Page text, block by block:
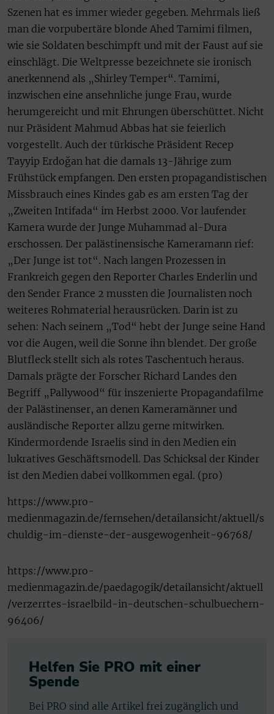
Szenen hat es immer wieder gegeben. Mehrmals ließ
man die vorpubertäre blonde Ahed Tamimi filmen,
wie sie Soldaten beschimpft und mit der Faust auf sie
einschlägt. Die Weltpresse bezeichnete sie ironisch
anerkennend als „Shirley Temper“. Tamimi,
inzwischen eine ansehnliche junge Frau, wurde
herumgereicht und mit Ehrungen überschüttet. Nicht
nur Präsident Mahmud Abbas hat sie feierlich
vorgestellt. Auch der türkische Präsident Recep
Tayyip Erdoğan hat die damals 13-Jährige zum
Frühstück empfangen. Den ersten propagandistischen
Missbrauch eines Kindes gab es am ersten Tag der
„Zweiten Intifada“ im Herbst 2000. Vor laufender
Kamera wurde der Junge Muhammad al-Dura
erschossen. Der palästinensische Kameramann rief:
„Der Junge ist tot“. Nach langen Prozessen in
Frankreich gegen den Reporter Charles Enderlin und
den Sender France 2 mussten die Journalisten noch
weiteres Rohmaterial herausrücken. Darin ist zu
sehen: Nach seinem „Tod“ hebt der Junge seine Hand
vor die Augen, weil die Sonne ihn blendet. Der große
Blutfleck stellt sich als rotes Taschentuch heraus.
Damals prägte der Forscher Richard Landes den
Begriff „Pallywood“ für inszenierte Propagandafilme
der Palästinenser, an denen Kameramänner und
ausländische Reporter allzu gerne mitwirken.
Kindermordende Israelis sind in den Medien ein
lukratives Geschäftsmodell. Das Schicksal der Kinder
ist den Medien dabei vollkommen egal. (pro)
https://www.pro-
medienmagazin.de/fernsehen/detailansicht/aktuell/s
chuldig-im-dienste-der-ausgewogenheit-96768/
https://www.pro-
medienmagazin.de/paedagogik/detailansicht/aktuell
/verzerrtes-israelbild-in-deutschen-schulbuechern-
96406/
Helfen Sie PRO mit einer
Spende
Bei PRO sind alle Artikel frei zugänglich und